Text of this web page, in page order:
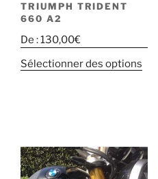
TRIUMPH TRIDENT
660 A2
De :130,00€
Sélectionner des options